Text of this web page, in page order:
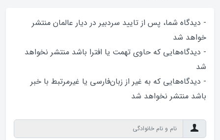
- دیدگاه شما، پس از تایید سردبیر در دیار عالمان منتشر
خواهد‌ شد
- دیدگاه‌هایی که حاوی تهمت یا افترا باشد منتشر نخواهد‌
شد
- دیدگاه‌هایی که به غیر از زبان‌فارسی یا غیرمرتبط با خبر
باشد منتشر نخواهد‌ شد